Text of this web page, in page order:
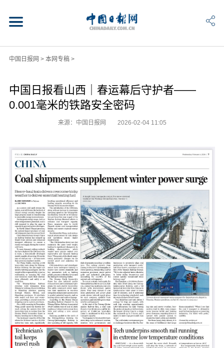
中国日报网 > 本网专稿>
中国日报看山西｜春运幕后守护者——
0.001毫米的铁路安全密码
来源：中国日报网 2026-02-04 11:05